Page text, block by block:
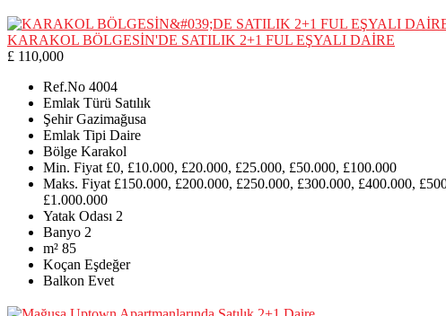
KARAKOL BÖLGESİN'DE SATILIK 2+1 FUL EŞYALI DAİRE
£ 110,000
Ref.No 4004
Emlak Türü Satılık
Şehir Gazimağusa
Emlak Tipi Daire
Bölge Karakol
Min. Fiyat £0, £10.000, £20.000, £25.000, £50.000, £100.000
Maks. Fiyat £150.000, £200.000, £250.000, £300.000, £400.000,
£1.000.000
Yatak Odası 2
Banyo 2
m² 85
Koçan Eşdeğer
Balkon Evet